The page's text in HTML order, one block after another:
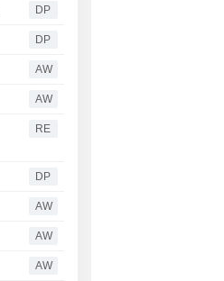
DP
DP
AW
AW
RE
DP
AW
AW
AW